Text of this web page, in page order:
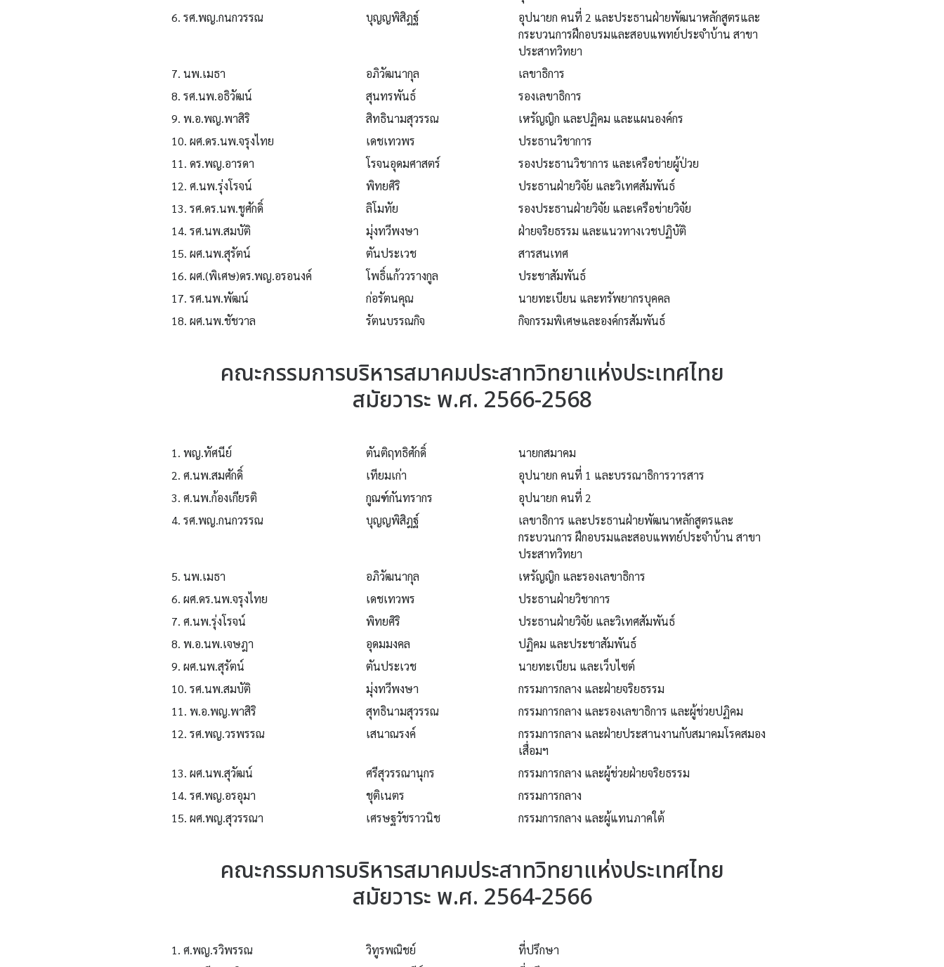
6. รศ.พญ.กนกวรรณ
บุญญพิสิฎฐ์
อุปนายก คนที่ 2 และประธานฝ่ายพัฒนาหลักสูตรและ
กระบวนการฝึกอบรมและสอบแพทย์ประจำบ้าน สาขา
ประสาทวิทยา
7. นพ.เมธา
อภิวัฒนากุล
เลขาธิการ
8. รศ.นพ.อธิวัฒน์
สุนทรพันธ์
รองเลขาธิการ
9. พ.อ.พญ.พาสิริ
สิทธินามสุวรรณ
เหรัญญิก และปฏิคม และแผนองค์กร
10. ผศ.ดร.นพ.จรุงไทย
เดชเทวพร
ประธานวิชาการ
11. ดร.พญ.อารดา
โรจนอุดมศาสตร์
รองประธานวิชาการ และเครือข่ายผู้ป่วย
12. ศ.นพ.รุ่งโรจน์
พิทยศิริ
ประธานฝ่ายวิจัย และวิเทศสัมพันธ์
13. รศ.ดร.นพ.ชูศักดิ์
ลิโมทัย
รองประธานฝ่ายวิจัย และเครือข่ายวิจัย
14. รศ.นพ.สมบัติ
มุ่งทวีพงษา
ฝ่ายจริยธรรม และแนวทางเวชปฏิบัติ
15. ผศ.นพ.สุรัตน์
ตันประเวช
สารสนเทศ
16. ผศ.(พิเศษ)ดร.พญ.อรอนงค์
โพธิ์แก้ววรางกูล
ประชาสัมพันธ์
17. รศ.นพ.พัฒน์
ก่อรัตนคุณ
นายทะเบียน และทรัพยากรบุคคล
18. ผศ.นพ.ชัชวาล
รัตนบรรณกิจ กิจกรรมพิเศษและองค์กรสัมพันธ์
คณะกรรมการบริหารสมาคมประสาทวิทยาแห่งประเทศไทย
สมัยวาระ พ.ศ. 2566-2568
1. พญ.ทัศนีย์ ตันติฤทธิศักดิ์
นายกสมาคม
2. ศ.นพ.สมศักดิ์
เทียมเก่า
อุปนายก คนที่ 1 และบรรณาธิการวารสาร
3. ศ.นพ.ก้องเกียรติ
กูณฑ์กันทรากร
อุปนายก คนที่ 2
4. รศ.พญ.กนกวรรณ
บุญญพิสิฎฐ์
เลขาธิการ และประธานฝ่ายพัฒนาหลักสูตรและ
กระบวนการ ฝึกอบรมและสอบแพทย์ประจำบ้าน สาขา
ประสาทวิทยา
5. นพ.เมธา
อภิวัฒนากุล
เหรัญญิก และรองเลขาธิการ
6. ผศ.ดร.นพ.จรุงไทย
เดชเทวพร
ประธานฝ่ายวิชาการ
7. ศ.นพ.รุ่งโรจน์
พิทยศิริ
ประธานฝ่ายวิจัย และวิเทศสัมพันธ์
8. พ.อ.นพ.เจษฎา
อุดมมงคล
ปฏิคม และประชาสัมพันธ์
9. ผศ.นพ.สุรัตน์
ตันประเวช
นายทะเบียน และเว็บไซต์
10. รศ.นพ.สมบัติ
มุ่งทวีพงษา
กรรมการกลาง และฝ่ายจริยธรรม
11. พ.อ.พญ.พาสิริ
สุทธินามสุวรรณ
กรรมการกลาง และรองเลขาธิการ และผู้ช่วยปฏิคม
12. รศ.พญ.วรพรรณ
เสนาณรงค์
กรรมการกลาง และฝ่ายประสานงานกับสมาคมโรคสมอง
เสื่อมฯ
13. ผศ.นพ.สุวัฒน์
ศรีสุวรรณานุกร
กรรมการกลาง และผู้ช่วยฝ่ายจริยธรรม
14. รศ.พญ.อรอุมา
ชุติเนตร
กรรมการกลาง
15. ผศ.พญ.สุวรรณา
เศรษฐวัชราวนิช กรรมการกลาง และผู้แทนภาคใต้
คณะกรรมการบริหารสมาคมประสาทวิทยาแห่งประเทศไทย
สมัยวาระ พ.ศ. 2564-2566
1. ศ.พญ.รวิพรรณ วิทูรพณิชย์
ที่ปรึกษา